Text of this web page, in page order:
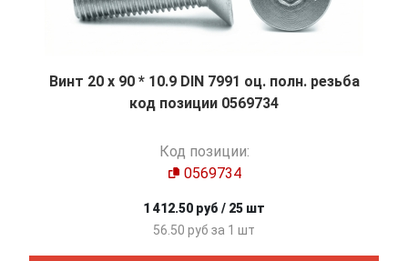
Винт 20 х 90 * 10.9 DIN 7991 оц. полн. резьба
код позиции 0569734
Код позиции:
0569734
1 412.50 руб / 25 шт
56.50 руб за 1 шт